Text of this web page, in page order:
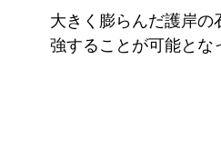
大きく膨らんだ護岸の
強することが可能とな